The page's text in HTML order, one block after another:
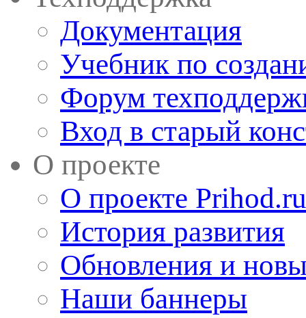
Документация
Учебник по
Форум
Вход в старый
О проекте
О проекте Prihod.ru
История развития
Обновления и
Наши баннеры